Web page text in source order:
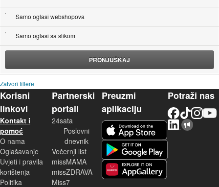
Samo oglasi webshopova
Samo oglasi sa slikom
PRONJUŠKAJ
Zatvori filtere
Korisni
linkovi
Kontakt i
pomoć
O nama
Oglašavanje
Uvjeti i pravila
korištenja
Politika
Partnerski
portali
24sata
Poslovni
dnevnik
Večernji list
missMAMA
missZDRAVA
Miss7
Preuzmi
aplikaciju
Potraži nas